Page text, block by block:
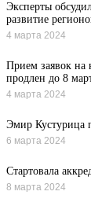
Эксперты
развитие
4 марта 2024
Прием заявок на
продлен до 8
4 марта 2024
Эмир Кустурица
6 марта 2024
Стартовала
8 марта 2024